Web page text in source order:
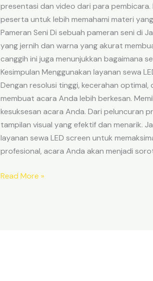
presentasi dan video dari para
peserta untuk lebih memahami materi
Pameran Seni Di sebuah pameran seni di
yang jernih dan warna yang akurat
canggih ini juga menunjukkan bagaimana
Kesimpulan Menggunakan layanan sewa
Dengan resolusi tinggi, kecerahan
membuat acara Anda lebih berkesan.
kesuksesan acara Anda. Dari peluncuran
tampilan visual yang efektif dan menarik.
layanan sewa LED screen untuk
profesional, acara Anda akan menjadi
Read More »